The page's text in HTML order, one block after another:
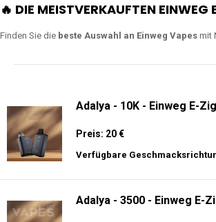
🔥 DIE MEISTVERKAUFTEN
Finden Sie die beste Auswahl an Einweg Vapes mit
Adalya - 10K - Einweg E-
Preis: 20 €
Verfügbare
Adalya - 3500 - Einweg E-